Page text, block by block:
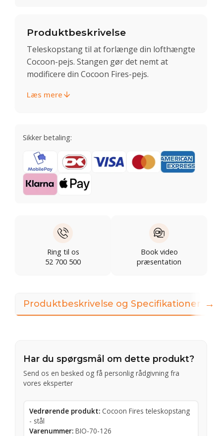
Produktbeskrivelse
Teleskopstang til at forlænge din lofthængte
Cocoon-pejs. Stangen gør det nemt at
modificere din Cocoon Fires-pejs.
Læs mere
Sikker betaling:
Ring til os
52 700 500
Book video
præsentation
Produktbeskrivelse og Specifikationer
Har du spørgsmål om dette produkt?
Send os en besked og få personlig rådgivning fra
vores eksperter
Vedrørende produkt: Cocoon Fires teleskopstang
- stål
Varenummer: BIO-70-126
→